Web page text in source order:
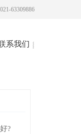
63309886
系我们
?